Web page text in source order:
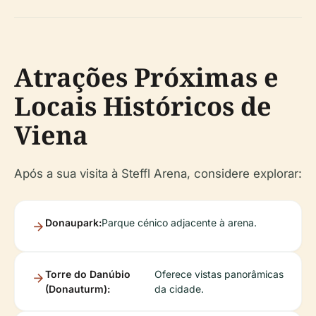
Atrações Próximas e
Locais Históricos de
Viena
Após a sua visita à Steffl Arena, considere explorar:
Donaupark:Parque cénico adjacente à arena.
Torre do Danúbio
(Donauturm):
Oferece vistas panorâmicas
da cidade.